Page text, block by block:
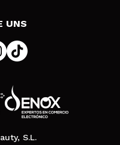
UNS
S.L.